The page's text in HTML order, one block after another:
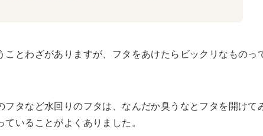
ことわざがありますが、フタをあけたらビックリなものっ
フタなど水回りのフタは、なんだか臭うなとフタを開けて
いることがよくありました。